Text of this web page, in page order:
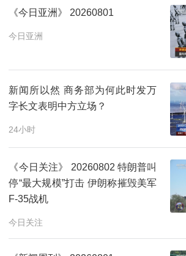
《今日亚洲》 20260801
今日亚洲
新闻所以然 商务部为何此时发万
字长文表明中方立场？
24小时
《今日关注》 20260802 特朗普叫
停“最大规模”打击 伊朗称摧毁美军
F-35战机
今日关注